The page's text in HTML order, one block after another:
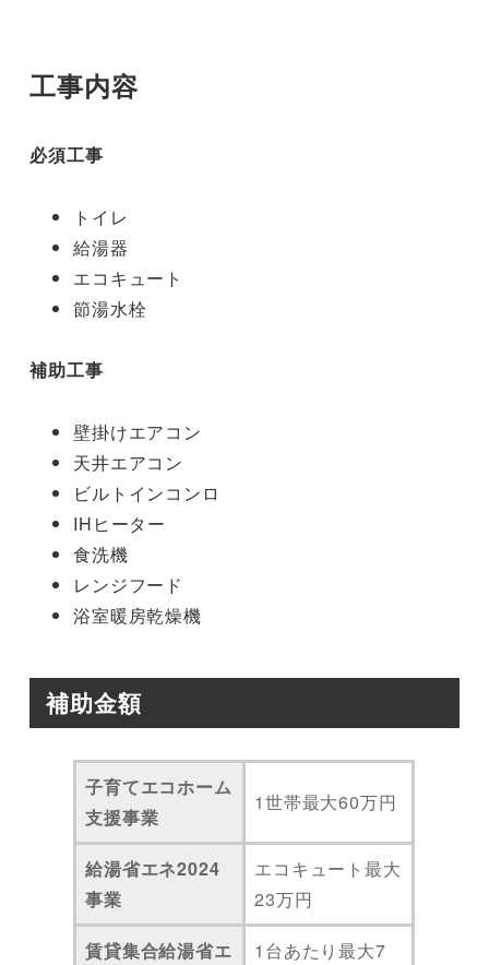
工事内容
必須工事
トイレ
給湯器
エコキュート
節湯水栓
補助工事
壁掛けエアコン
天井エアコン
ビルトインコンロ
IHヒーター
食洗機
レンジフード
浴室暖房乾燥機
補助金額
子育てエコホーム
支援事業
1世帯最大60万円
給湯省エネ2024
事業
エコキュート最大
23万円
賃貸集合給湯省エ
1台あたり最大7